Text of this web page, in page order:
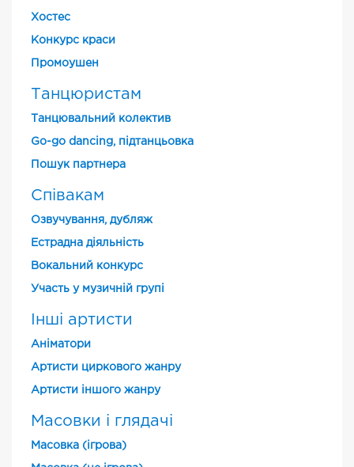
Хостес
Конкурс краси
Промоушен
Танцюристам
Танцювальний колектив
Go-go dancing, підтанцьовка
Пошук партнера
Співакам
Озвучування, дубляж
Естрадна діяльність
Вокальний конкурс
Участь у музичній групі
Інші артисти
Аніматори
Артисти циркового жанру
Артисти іншого жанру
Масовки і глядачі
Масовка (ігрова)